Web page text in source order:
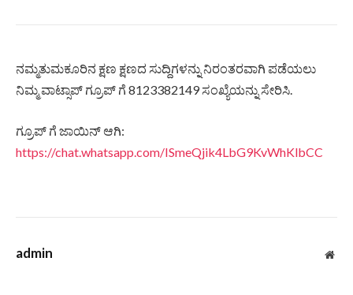
ನಮ್ಮತುಮಕೂರಿನ ಕ್ಷಣ ಕ್ಷಣದ ಸುದ್ದಿಗಳನ್ನು ನಿರಂತರವಾಗಿ ಪಡೆಯಲು
ನಿಮ್ಮ ವಾಟ್ಸಾಪ್ ಗ್ರೂಪ್ ಗೆ 8123382149 ಸಂಖ್ಯೆಯನ್ನು ಸೇರಿಸಿ.
ಗ್ರೂಪ್ ಗೆ ಜಾಯಿನ್ ಆಗಿ:
https://chat.whatsapp.com/ISmeQjik4LbG9KvWhKlbCC
admin